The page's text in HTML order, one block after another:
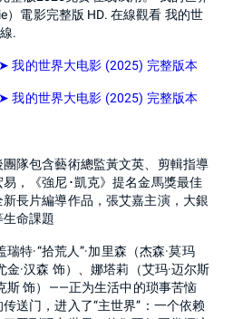
）電影完整版 HD. 在線觀看 我的世
.
的世界大电影 (2025) 完整版本
的世界大电影 (2025) 完整版本
隊包含藝術總監黃文英、剪輯指導
，《強尼･凱克》提名金馬獎最佳
長片編導作品，張艾嘉主演，大銀
命課題
特·“拾荒人”·加里森（杰森·莫玛
·汉森 饰）、娜塔莉（艾玛·迈尔斯
斯 饰）——正为生活中的琐事苦恼
送门，进入了“主世界”：一个依赖